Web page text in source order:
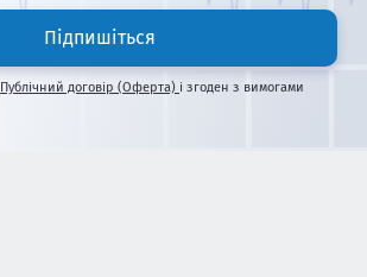
Підпишіться
Публічний договір (Оферта) і згоден з вимогами